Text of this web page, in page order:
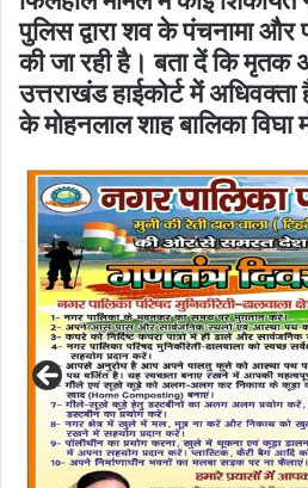
पुलिस द्वारा शव के पंचनामा और
की जा रही है। बता दें कि मृतक
उत्तराखंड हाईकोर्ट में
के मोहनलाल शाह बालिका विघा